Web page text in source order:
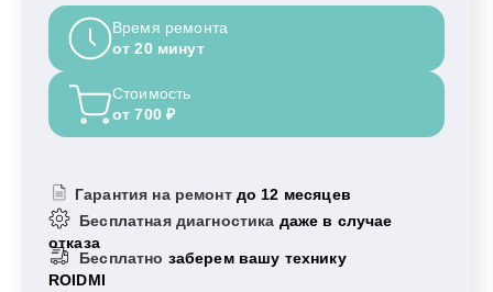
Время ремонта
от 20 минут
Стоимость
от 700 ₽
Гарантия на ремонт до 12 месяцев
Бесплатная диагностика даже в случае
отказа
Бесплатно заберем вашу технику
ROIDMI